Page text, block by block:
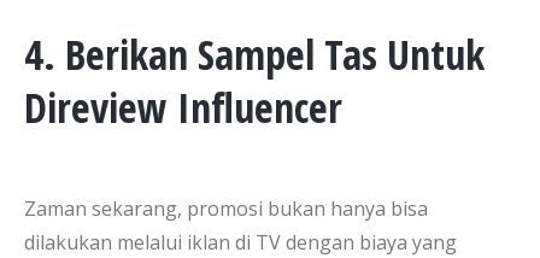
4. Berikan Sampel Tas Untuk
Direview Influencer
Zaman sekarang, promosi bukan hanya bisa
dilakukan melalui iklan di TV dengan biaya yang